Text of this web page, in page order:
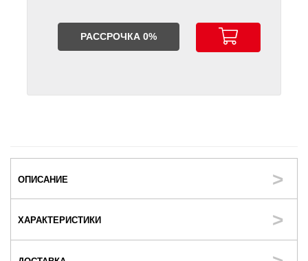
РАССРОЧКА 0%
ОПИСАНИЕ
ХАРАКТЕРИСТИКИ